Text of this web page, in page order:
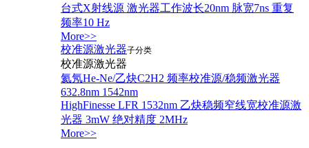
台式X射线源 激光器工作波长20nm 脉宽7ns 重复
频率10 Hz
More>>
校准源激光器子分类
校准源激光器
氦氖He-Ne/乙炔C2H2 频率校准源/稳频激光器
632.8nm 1542nm
HighFinesse LFR 1532nm 乙炔稳频窄线宽校准源激
光器 3mW 绝对精度 2MHz
More>>